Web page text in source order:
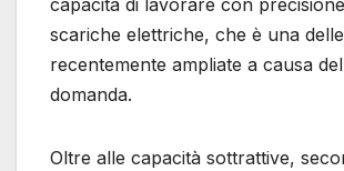
capacità di lavorare con
scariche elettriche, che è una
recentemente ampliate a causa
domanda.
Oltre alle capacità sottrattive,